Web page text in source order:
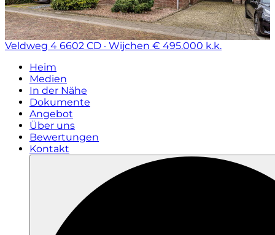
Veldweg 4 6602 CD · Wijchen € 495.000 k.k.
Heim
Medien
In der Nähe
Dokumente
Angebot
Über uns
Bewertungen
Kontakt